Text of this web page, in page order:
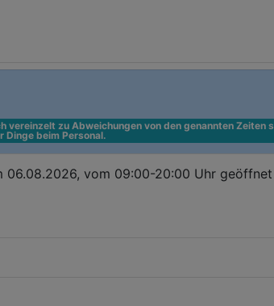
vereinzelt zu Abweichungen von den genannten
Dinge beim Personal.
06.08.2026, vom 09:00-20:00 Uhr